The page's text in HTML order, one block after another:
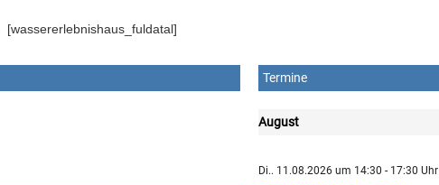
[wassererlebnishaus_fuldatal]
Termine
August
Di.. 11.08.2026 um 14:30 - 17:30 Uhr